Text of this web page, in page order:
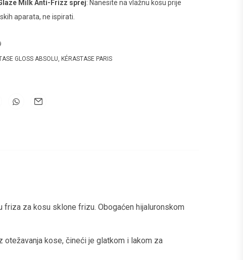
Milk Anti-Frizz sprej: Nanesite na vlažnu kosu prije
aparata, ne ispirati.
GLOSS ABSOLU, KÉRASTASE PARIS
za kosu sklone frizu. Obogaćen hijaluronskom
otežavanja kose, čineći je glatkom i lakom za